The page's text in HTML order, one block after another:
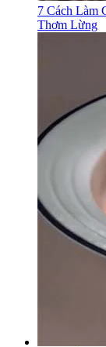
7 Cách Làm
Thơm Lừng